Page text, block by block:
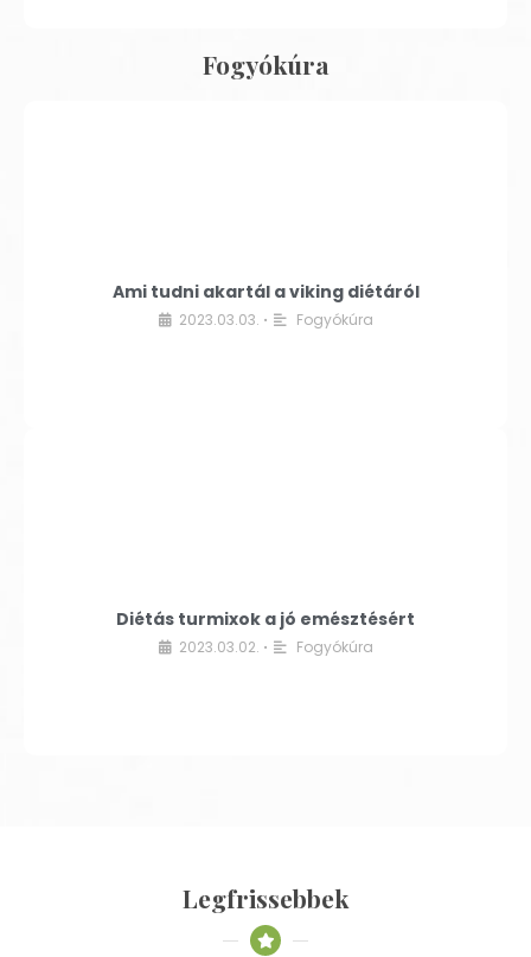
Fogyókúra
Ami tudni akartál a viking diétáról
2023.03.03. • Fogyókúra
Diétás turmixok a jó emésztésért
2023.03.02. • Fogyókúra
Legfrissebbek